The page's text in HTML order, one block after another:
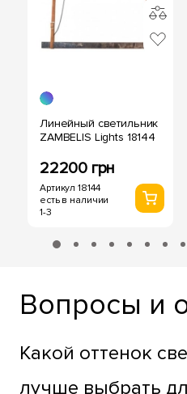
Линейный светильник
ZAMBELIS Lights 18144
22200 грн
Артикул 18144
есть в наличии
1-3
Вопросы и
Какой оттенок
лучше выбрать